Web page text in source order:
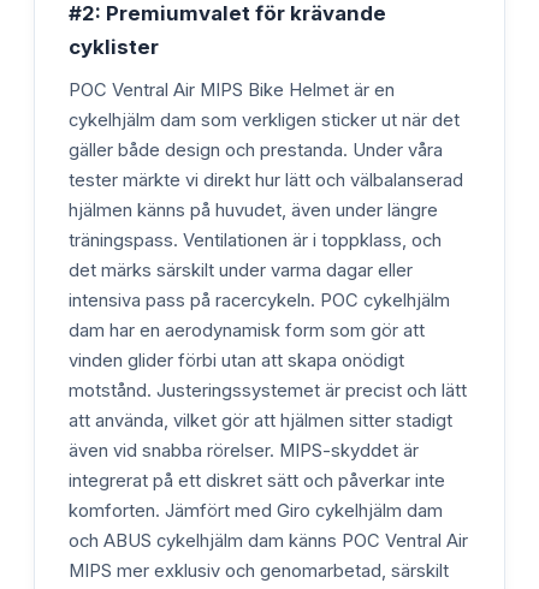
#2: Premiumvalet för krävande
cyklister
POC Ventral Air MIPS Bike Helmet är en
cykelhjälm dam som verkligen sticker ut när det
gäller både design och prestanda. Under våra
tester märkte vi direkt hur lätt och välbalanserad
hjälmen känns på huvudet, även under längre
träningspass. Ventilationen är i toppklass, och
det märks särskilt under varma dagar eller
intensiva pass på racercykeln. POC cykelhjälm
dam har en aerodynamisk form som gör att
vinden glider förbi utan att skapa onödigt
motstånd. Justeringssystemet är precist och lätt
att använda, vilket gör att hjälmen sitter stadigt
även vid snabba rörelser. MIPS-skyddet är
integrerat på ett diskret sätt och påverkar inte
komforten. Jämfört med Giro cykelhjälm dam
och ABUS cykelhjälm dam känns POC Ventral Air
MIPS mer exklusiv och genomarbetad, särskilt